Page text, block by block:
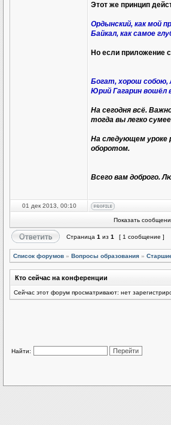
Этот же принцип
Ордынский, как мой
Байкал, как самое
Но если приложение
Богат, хорош собою,
Юрий Гагарин вошёл
На сегодня всё.
тогда вы легко
На следующем уроке
оборотом.
Всего вам доброго.
01 дек 2013, 00:10
Показать
Страница 1 из 1 [ 1 сообщение ]
Список форумов » Вопросы образования »
Кто сейчас на конференции
Сейчас этот форум просматривают: нет
Найти: